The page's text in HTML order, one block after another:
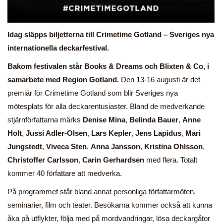
Idag släpps biljetterna till Crimetime Gotland – Sveriges nya
internationella deckarfestival.
Bakom festivalen står Books & Dreams och Blixten & Co, i
samarbete med Region Gotland. Den 13-16 augusti är det
premiär för Crimetime Gotland som blir Sveriges nya
mötesplats för alla deckarentusiaster. Bland de medverkande
stjärnförfattarna märks Denise Mina, Belinda Bauer, Anne
Holt, Jussi Adler-Olsen, Lars Kepler, Jens Lapidus, Mari
Jungstedt, Viveca Sten, Anna Jansson, Kristina Ohlsson,
Christoffer Carlsson, Carin Gerhardsen med flera. Totalt
kommer 40 författare att medverka.
På programmet står bland annat personliga författarmöten,
seminarier, film och teater. Besökarna kommer också att kunna
åka på utflykter, följa med på mordvandringar, lösa deckargåtor